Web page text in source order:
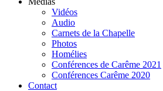
Vidéos
Audio
Carnets de la Chapelle
Photos
Homélies
Conférences de Carême 2021
Conférences Carême 2020
Contact